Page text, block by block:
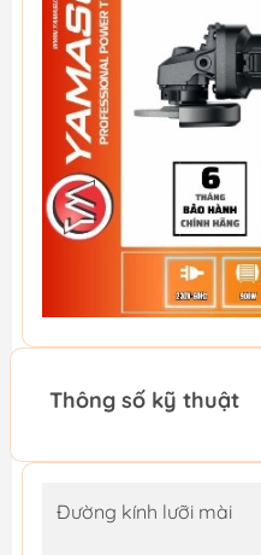
Thông số kỹ thuật
Đường kính lưỡi mài